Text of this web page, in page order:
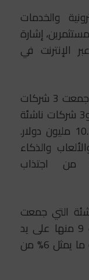
والخدمات
إشارة
الإنترنت في
وعلى صعيد مجال التكنولوجيا الصحية، جمعت 3 شركات
ناشئة في مجال اللياقة والرفاه البدني و3 شركات ناشئة
في مجال الطب الإلكتروني عن بعد 10.3 مليون دولار.
والذكاء
من اجتذاب
بين 42 شركة ناشئة التي جمعت
استثمارات في الشهر الماضي، تأسست 9 منها على يد
نساء جمعن معاً 9.5 مليون دولار، وهو ما يمثل 6% من